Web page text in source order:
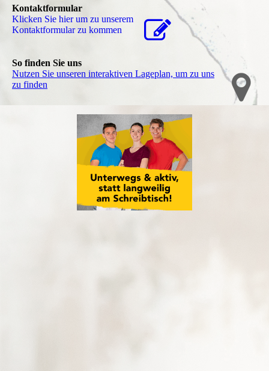
Kontaktformular
Klicken Sie hier um zu unserem
Kon­takt­for­mu­lar zu kommen
So finden Sie uns
Nutzen Sie unseren interaktiven La­ge­plan, um zu uns
zu finden